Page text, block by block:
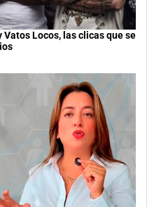
Locos, las clicas que se